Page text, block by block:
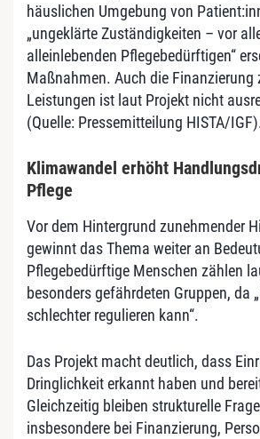
häuslichen Umgebung von
„ungeklärte Zuständigkeiten – vor
alleinlebenden Pflegebedürftigen“
Maßnahmen. Auch die Finanzierung
Leistungen ist laut Projekt nicht
(Quelle: Pressemitteilung HISTA/
Klimawandel erhöht
Pflege
Vor dem Hintergrund zunehmender
gewinnt das Thema weiter an
Pflegebedürftige Menschen zählen
besonders gefährdeten Gruppen, da
schlechter regulieren kann“.
Das Projekt macht deutlich, dass
Dringlichkeit erkannt haben und
Gleichzeitig bleiben strukturelle
insbesondere bei Finanzierung,